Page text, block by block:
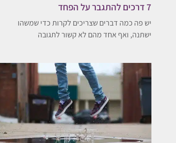
7 דרכים להתגבר על הפחד
יש פה כמה דברים שצריכים לקרות כדי שמשהו
ישתנה, ואף אחד מהם לא קשור לתגובה